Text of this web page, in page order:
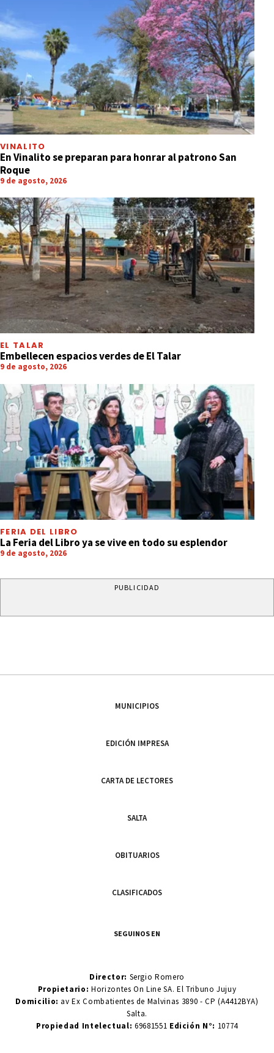
VINALITO
En Vinalito se preparan para honrar al patrono San
Roque
9 de agosto, 2026
EL TALAR
Embellecen espacios verdes de El Talar
9 de agosto, 2026
FERIA DEL LIBRO
La Feria del Libro ya se vive en todo su esplendor
9 de agosto, 2026
PUBLICIDAD
MUNICIPIOS
EDICIÓN IMPRESA
CARTA DE LECTORES
SALTA
OBITUARIOS
CLASIFICADOS
SEGUINOS EN
Director: Sergio Romero
Propietario:Horizontes On Line SA. El Tribuno Jujuy
Domicilio: av Ex Combatientes de Malvinas 3890 - CP (A4412BYA)
Salta.
Propiedad Intelectual: 69681551 Edición N°: 10774